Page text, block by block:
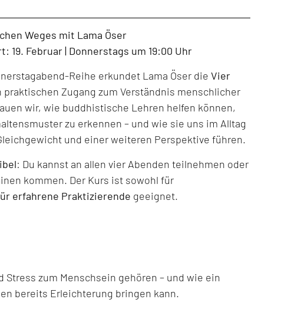
Weges mit Lama Öser
19. Februar | Donnerstags um 19:00 Uhr
Reihe erkundet Lama Öser die Vier
praktischen Zugang zum Verständnis menschlicher
wir, wie buddhistische Lehren helfen können,
zu erkennen – und wie sie uns im Alltag
und einer weiteren Perspektive führen.
: Du kannst an allen vier Abenden teilnehmen oder
kommen. Der Kurs ist sowohl für
erfahrene Praktizierende geeignet.
Stress zum Menschsein gehören – und wie ein
bereits Erleichterung bringen kann.